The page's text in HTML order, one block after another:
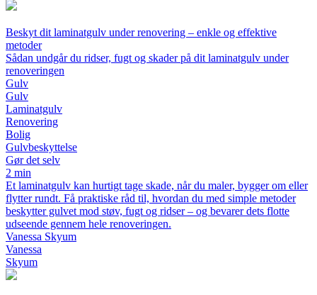
Beskyt dit laminatgulv under renovering – enkle og effektive
metoder
Sådan undgår du ridser, fugt og skader på dit laminatgulv under
renoveringen
Gulv
Gulv
Laminatgulv
Renovering
Bolig
Gulvbeskyttelse
Gør det selv
2 min
Et laminatgulv kan hurtigt tage skade, når du maler, bygger om eller
flytter rundt. Få praktiske råd til, hvordan du med simple metoder
beskytter gulvet mod støv, fugt og ridser – og bevarer dets flotte
udseende gennem hele renoveringen.
Vanessa Skyum
Vanessa
Skyum